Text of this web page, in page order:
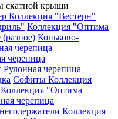
скатной крыши
Коллекция "Вестерн"
Коллекция "Оптима
Коньково-
черепица
черепица
Рулонная черепица
Софиты Коллекция
Коллекция "Оптима
черепица
Коллекция